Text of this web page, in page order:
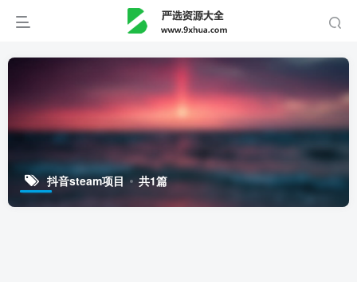
抖音steam项目 共1篇